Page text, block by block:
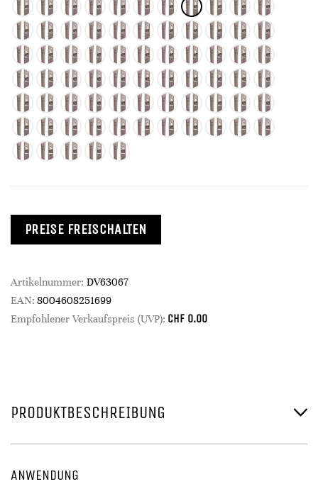
PREISE FREISCHALTEN
Artikelnummer: DV63067
EAN: 8004608251699
Empfohlener Verkaufspreis (UVP): CHF 0.00
PRODUKTBESCHREIBUNG
ANWENDUNG